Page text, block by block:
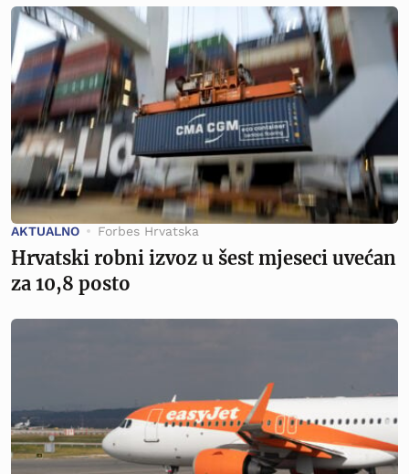
AKTUALNO Forbes Hrvatska
Hrvatski robni izvoz u šest mjeseci uvećan
za 10,8 posto